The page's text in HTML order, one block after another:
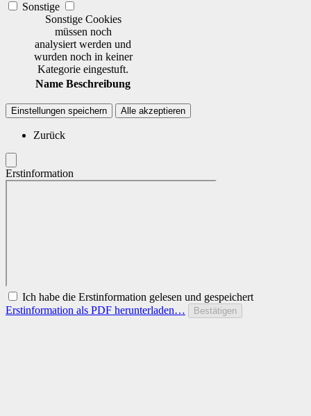
Sonstige
Sonstige Cookies
müssen noch
analysiert werden und
wurden noch in keiner
Kategorie eingestuft.
Name Beschreibung
Einstellungen speichern Alle akzeptieren
Zurück
Erstinformation
Ich habe die Erstinformation gelesen und gespeichert
Erstinformation als PDF herunterladen…
Bestätigen